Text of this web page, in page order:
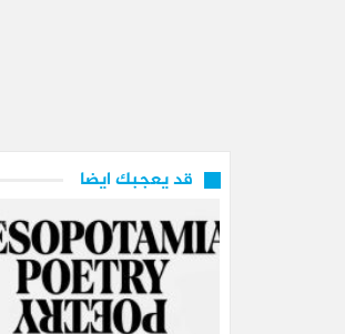
قد يعجبك ايضا